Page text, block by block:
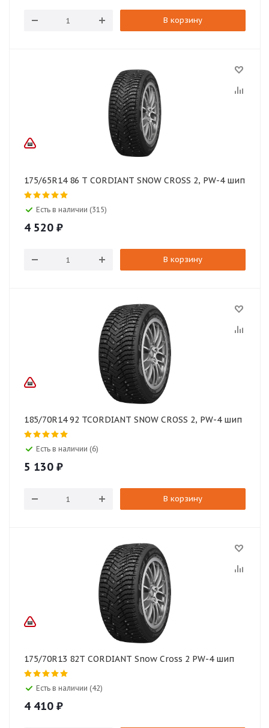
В корзину
175/65R14 86 T CORDIANT SNOW CROSS 2, PW-4 шип
Есть в наличии (315)
4 520 ₽
В корзину
185/70R14 92 TCORDIANT SNOW CROSS 2, PW-4 шип
Есть в наличии (6)
5 130 ₽
В корзину
175/70R13 82T CORDIANT Snow Cross 2 PW-4 шип
Есть в наличии (42)
4 410 ₽